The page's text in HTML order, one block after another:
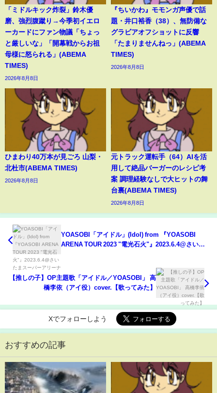
「ミドルキック炸裂」鈴木優
磨、強烈腹蹴り→今季初イエロ
ーカードにファン物議「ちょっ
と厳しいな」「開幕戦からお祖
母様に怒られる」(ABEMA
TIMES)
2026年8月8日
『ちいかわ』モモンガ声優で話
題・井口裕香（38）、無防備な
グラビアオフショットに反響
「たまりませんねっ」(ABEMA
TIMES)
2026年8月8日
ひまわり40万本が見ごろ 山梨・
北杜市(ABEMA TIMES)
2026年8月8日
元トラック運転手（64）AIを活
用して絶品バーガーのレシピ考
案 調理経験なしで大ヒットの舞
台裏(ABEMA TIMES)
2026年8月8日
YOASOBI「アイドル」(Idol) from 『YOASOBI
ARENA TOUR 2023 "電光石火"』2023.6.4@さいた
【推しの子】OP主題歌「アイドル／YOASOBI」 高
橋李依（アイ役）cover.【歌ってみた】
Xでフォローしよう
おすすめの記事